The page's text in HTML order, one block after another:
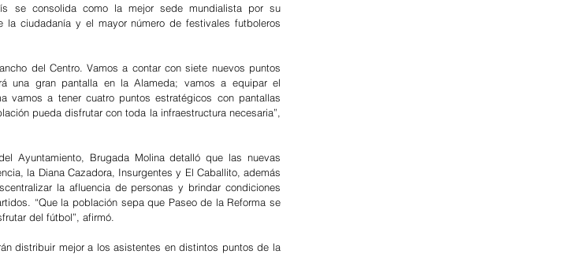
se consolida como la mejor sede mundialista por su
ciudadanía y el mayor número de festivales futboleros
del Centro. Vamos a contar con siete nuevos puntos
una gran pantalla en la Alameda; vamos a equipar el
vamos a tener cuatro puntos estratégicos con pantallas
pueda disfrutar con toda la infraestructura necesaria”,
Ayuntamiento, Brugada Molina detalló que las nuevas
la Diana Cazadora, Insurgentes y El Caballito, además
la afluencia de personas y brindar condiciones
“Que la población sepa que Paseo de la Reforma se
del fútbol”, afirmó.
distribuir mejor a los asistentes en distintos puntos de la